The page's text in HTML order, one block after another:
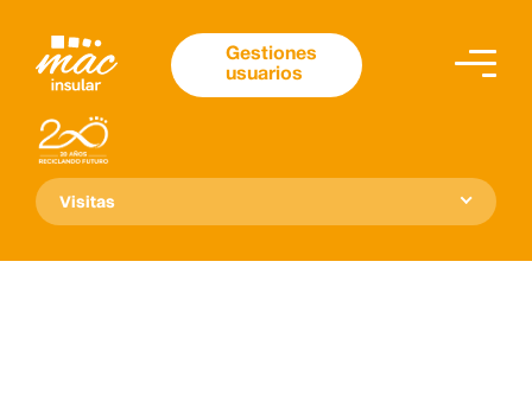
Gestiones
usuarios
Visitas